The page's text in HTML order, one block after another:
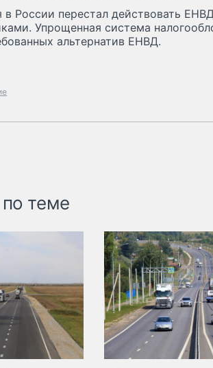
России перестал действовать
Упрощенная система
альтернатив ЕНВД.
теме